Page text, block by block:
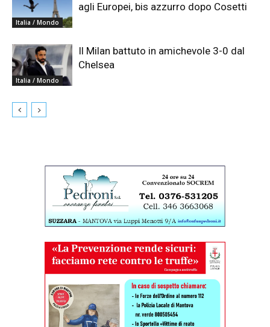
Italia / Mondo
agli Europei, bis azzurro dopo Cosetti
Italia / Mondo
Il Milan battuto in amichevole 3-0 dal
Chelsea